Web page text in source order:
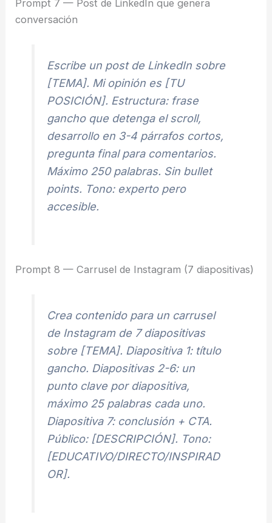
Prompt 7 — Post de LinkedIn que genera
conversación
Escribe un post de LinkedIn sobre
[TEMA]. Mi opinión es [TU
POSICIÓN]. Estructura: frase
gancho que detenga el scroll,
desarrollo en 3-4 párrafos cortos,
pregunta final para comentarios.
Máximo 250 palabras. Sin bullet
points. Tono: experto pero
accesible.
Prompt 8 — Carrusel de Instagram (7 diapositivas)
Crea contenido para un carrusel
de Instagram de 7 diapositivas
sobre [TEMA]. Diapositiva 1: título
gancho. Diapositivas 2-6: un
punto clave por diapositiva,
máximo 25 palabras cada uno.
Diapositiva 7: conclusión + CTA.
Público: [DESCRIPCIÓN]. Tono:
[EDUCATIVO/DIRECTO/INSPIRAD
OR].